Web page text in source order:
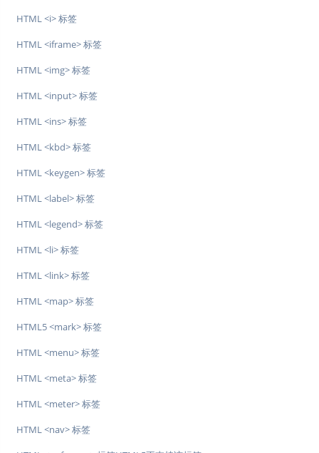
HTML <i> 标签
HTML <iframe> 标签
HTML <img> 标签
HTML <input> 标签
HTML <ins> 标签
HTML <kbd> 标签
HTML <keygen> 标签
HTML <label> 标签
HTML <legend> 标签
HTML <li> 标签
HTML <link> 标签
HTML <map> 标签
HTML5 <mark> 标签
HTML <menu> 标签
HTML <meta> 标签
HTML <meter> 标签
HTML <nav> 标签